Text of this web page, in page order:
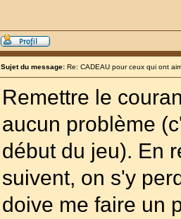
Sujet du message: Re: CADEAU pour ceux qui ont
Remettre le
aucun problème
début du jeu). En
suivent, on s'y
doive me faire un